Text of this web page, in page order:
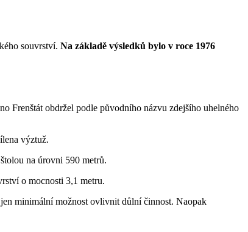
souvrství. Na základě výsledků bylo v roce 1976
Frenštát obdržel podle původního názvu zdejšího uhelného
výztuž.
na úrovni 590 metrů.
o mocnosti 3,1 metru.
minimální možnost ovlivnit důlní činnost. Naopak